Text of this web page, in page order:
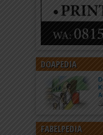
DOAPEDIA
FABELPEDIA